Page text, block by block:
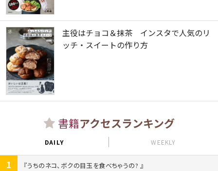
主役はチョコ＆抹茶 インスタで人気のリ
ッチ・スイートの作り方
書籍アクセスランキング
DAILY WEEKLY
1
うちのネコ、ボクの目玉を食べちゃうの?